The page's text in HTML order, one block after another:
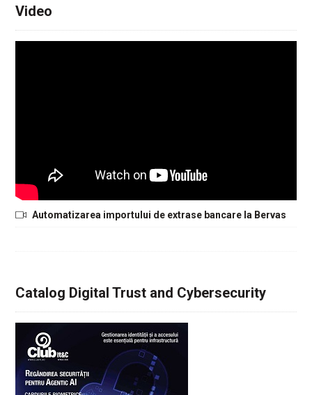
Video
Automatizarea importului de extrase bancare la Bervas
Catalog Digital Trust and Cybersecurity